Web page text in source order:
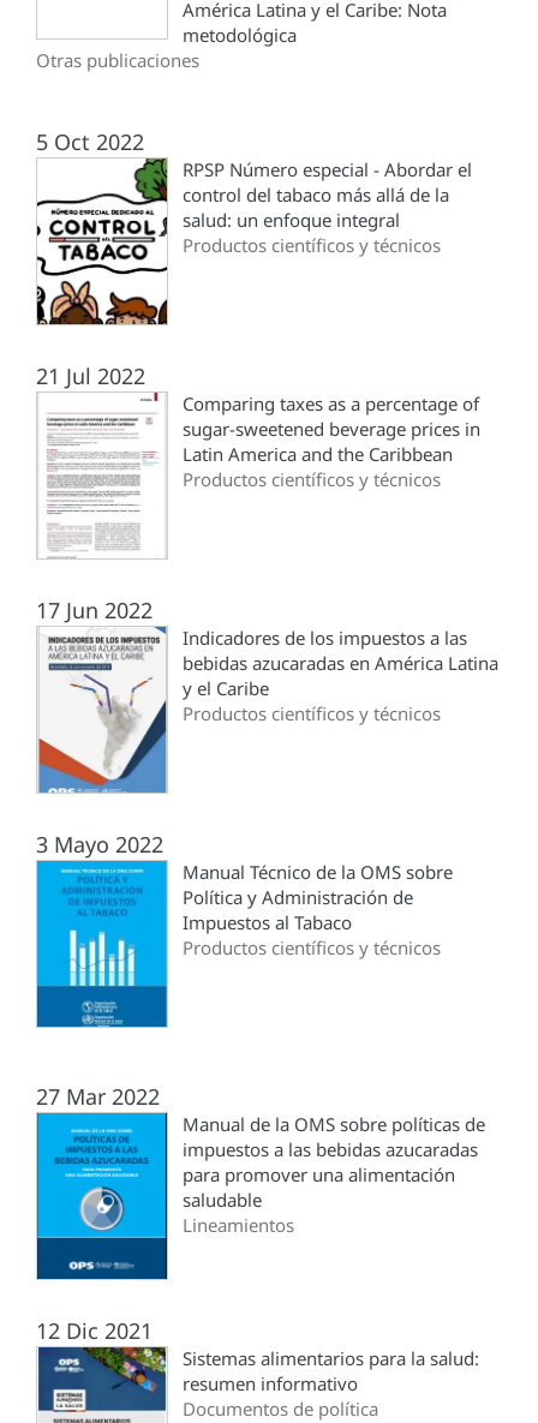
América Latina y el Caribe: Nota
metodológica
Otras publicaciones
5 Oct 2022
RPSP Número especial - Abordar el
control del tabaco más allá de la
salud: un enfoque integral
Productos científicos y técnicos
21 Jul 2022
Comparing taxes as a percentage of
sugar-sweetened beverage prices in
Latin America and the Caribbean
Productos científicos y técnicos
17 Jun 2022
Indicadores de los impuestos a las
bebidas azucaradas en América Latina
y el Caribe
Productos científicos y técnicos
3 Mayo 2022
Manual Técnico de la OMS sobre
Política y Administración de
Impuestos al Tabaco
Productos científicos y técnicos
27 Mar 2022
Manual de la OMS sobre políticas de
impuestos a las bebidas azucaradas
para promover una alimentación
saludable
Lineamientos
12 Dic 2021
Sistemas alimentarios para la salud:
resumen informativo
Documentos de política